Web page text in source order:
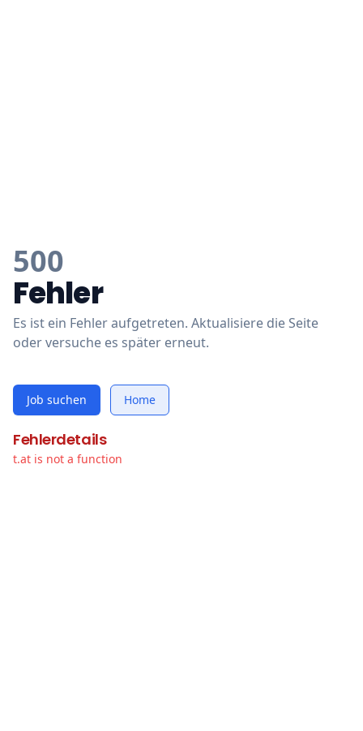
500
Fehler
Es ist ein Fehler aufgetreten. Aktualisiere die Seite
oder versuche es später erneut.
Job suchen Home
Fehlerdetails
t.at is not a function